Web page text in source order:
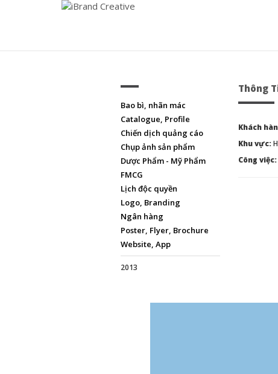
Bao bì, nhãn mác
Catalogue, Profile
Chiến dịch quảng cáo
Chụp ảnh sản phẩm
Dược Phẩm - Mỹ Phẩm
FMCG
Lịch độc quyền
Logo, Branding
Ngân hàng
Poster, Flyer, Brochure
Website, App
2013
Thông
Khách
Khu vực:
Công việc: